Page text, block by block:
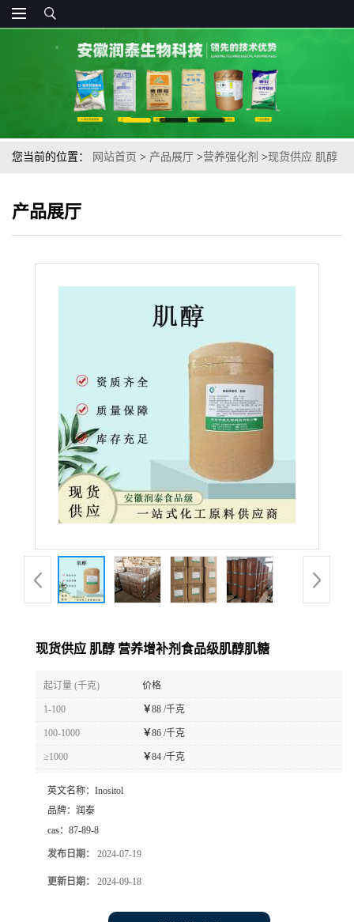
您当前的位置： 网站首页 > 产品展厅 >营养强化剂 >现货供应 肌醇
产品展厅
现货供应 肌醇 营养增补剂食品级肌醇肌糖
起订量 (千克) 价格
1-100 ￥88 /千克
100-1000 ￥86 /千克
≥1000 ￥84 /千克
英文名称： Inositol
品牌： 润泰
cas： 87-89-8
发布日期： 2024-07-19
更新日期： 2024-09-18